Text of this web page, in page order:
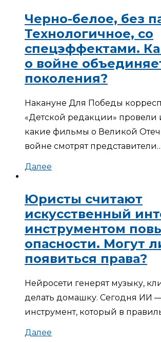
Черно-белое, без
Технологичное, со
спецэффектами.
о войне
поколения?
Накануне Для Победы
«Детской редакции» провели
какие фильмы о Великой
войне смотрят
Далее
Юристы считают
искусственный
инструментом
опасности. Могут
появиться права?
Нейросети генерят музыку,
делать домашку. Сегодня ИИ
инструмент, который в
Далее